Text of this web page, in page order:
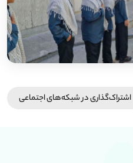
اشتراک‌گذاری در شبکه‎‌های اجتماعی